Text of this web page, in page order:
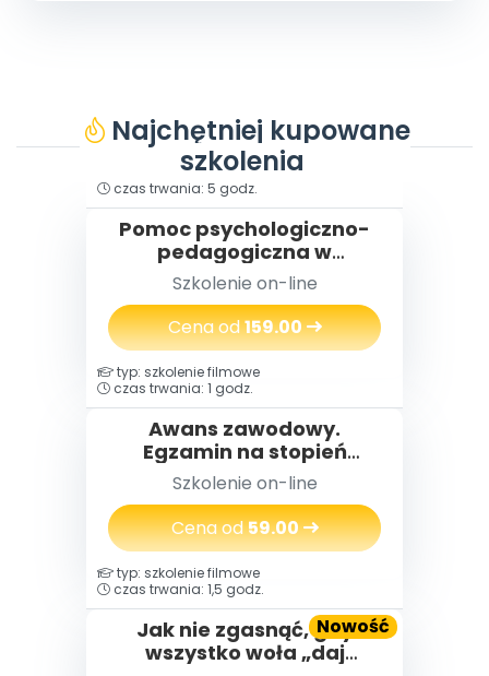
Najchętniej kupowane
szkolenia
typ: szkolenie filmowe
czas trwania: 5 godz.
Pomoc psychologiczno-
pedagogiczna w
przedszkolu
Szkolenie on-line
Cena od159.00
typ: szkolenie filmowe
czas trwania: 1 godz.
Awans zawodowy.
Egzamin na stopień
nauczyciela
mianowanego w praktyce
Szkolenie on-line
Cena od59.00
Nowość
typ: szkolenie filmowe
czas trwania: 1,5 godz.
Jak nie zgasnąć, gdy
wszystko woła „daj